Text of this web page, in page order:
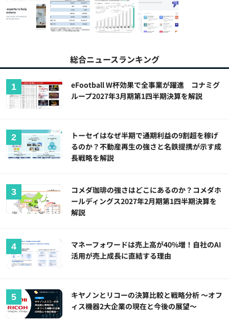
総合ニュースランキング
eFootball W杯効果で全事業が躍進 コナミグ
ループ2027年3月期第1四半期決算を解説
トーセイはなぜ半期で通期利益の9割超を稼げ
るのか？不動産再生の強さと名鉄提携が示す成
長戦略を解説
コメダ珈琲の強さはどこにあるのか？コメダホ
ールディングス2027年2月期第1四半期決算を
解説
マネーフォワードは売上高が40%増！自社のAI
活用が売上成長に直結する理由
キヤノンとリコーの決算比較と戦略分析 ～オフ
ィス機器2大企業の現在と今後の展望～